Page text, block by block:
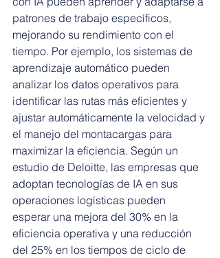
patrones de trabajo específicos,
mejorando su rendimiento con el
tiempo. Por ejemplo, los sistemas de
aprendizaje automático pueden
analizar los datos operativos para
identificar las rutas más eficientes y
ajustar automáticamente la velocidad y
el manejo del montacargas para
maximizar la eficiencia. Según un
estudio de Deloitte, las empresas que
adoptan tecnologías de IA en sus
operaciones logísticas pueden
esperar una mejora del 30% en la
eficiencia operativa y una reducción
del 25% en los tiempos de ciclo de